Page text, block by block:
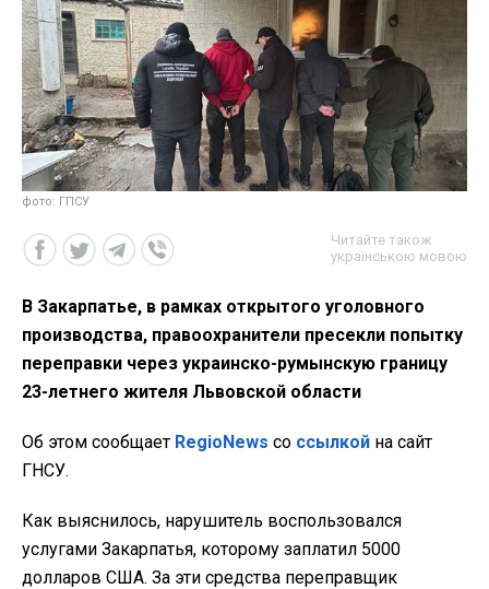
фото: ГПСУ
Читайте також
українською мовою
В Закарпатье, в рамках открытого уголовного
производства, правоохранители пресекли попытку
переправки через украинско-румынскую границу
23-летнего жителя Львовской области
Об этом сообщает RegioNews со ссылкой на сайт
ГНСУ.
Как выяснилось, нарушитель воспользовался
услугами Закарпатья, которому заплатил 5000
долларов США. За эти средства переправщик